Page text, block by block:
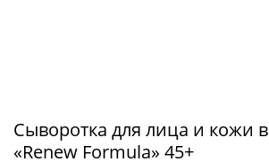
Сыворотка для лица и кожи
«Renew Formula» 45+